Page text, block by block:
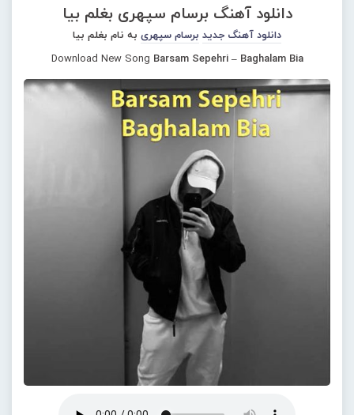
دانلود آهنگ برسام سپهری بغلم بیا
دانلود آهنگ جدید برسام سپهری به نام بغلم بیا
Download New Song Barsam Sepehri – Baghalam Bia